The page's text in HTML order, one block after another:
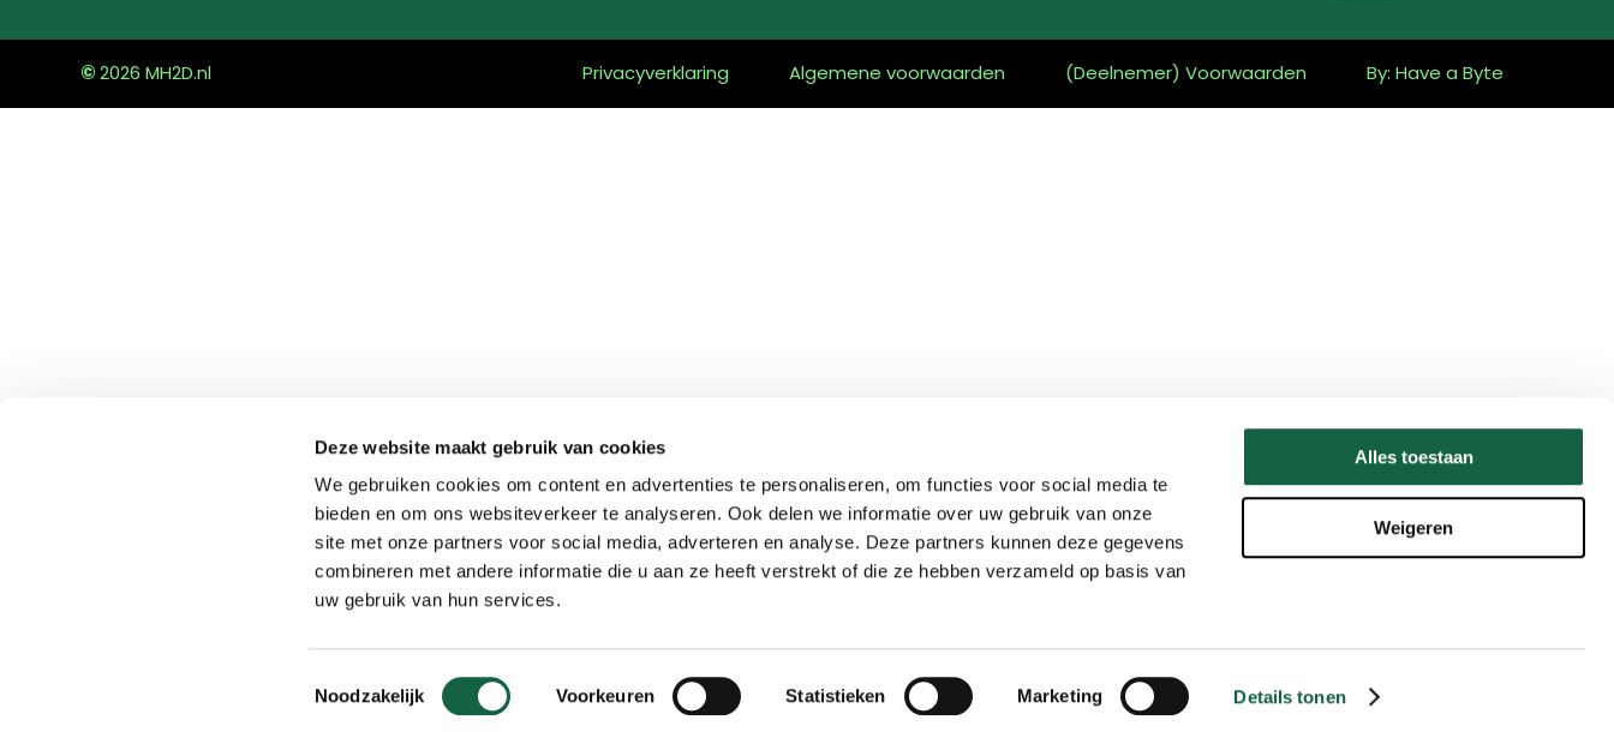
Deze website maakt gebruik van cookies
We gebruiken cookies om content en advertenties te personaliseren, om functies voor social media te
bieden en om ons websiteverkeer te analyseren. Ook delen we informatie over uw gebruik van onze
site met onze partners voor social media, adverteren en analyse. Deze partners kunnen deze gegevens
combineren met andere informatie die u aan ze heeft verstrekt of die ze hebben verzameld op basis van
uw gebruik van hun services.
Toestemmingsselectie
Noodzakelijk Voorkeuren Statistieken Marketing Details tonen
Alles toestaan
Weigeren
©2026 MH2D.nl Privacyverklaring Algemene voorwaarden (Deelnemer) Voorwaarden By: Have a Byte